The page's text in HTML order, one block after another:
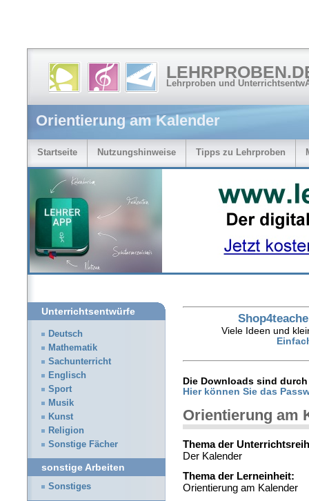
Lehrproben und
Orientierung am Kalender
Startseite Nutzungshinweise Tipps zu Lehrproben
Viele Ideen und
Die Downloads sind
Hier können Sie das
Orientierung am
Thema der
Der Kalender
Thema der Lerneinheit:
Orientierung am Kalender
Unterrichtsentwürfe
Deutsch
Mathematik
Sachunterricht
Englisch
Sport
Musik
Kunst
Religion
Sonstige Fächer
sonstige Arbeiten
Sonstiges